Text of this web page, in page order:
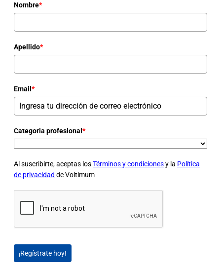
Nombre*
Apellido*
Email *
Categoria profesional *
Al suscribirte, aceptas losTérminos y condicionesy la Política
de privacidad de Voltimum
¡Regístrate hoy!